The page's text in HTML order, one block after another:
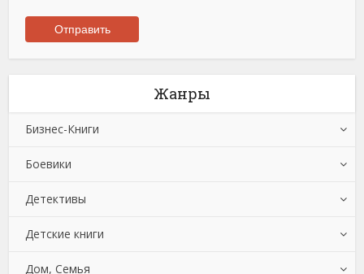
Жанры
Бизнес-Книги
Банковское дело
Бухучет, налогообложение, аудит
Делопроизводство
Зарубежная деловая литература
Боевики
Боевики: Прочее
Криминальные боевики
Триллеры
Детективы
Зарубежные детективы
Иронические детективы
Детские книги
Детская проза
Дом, Семья